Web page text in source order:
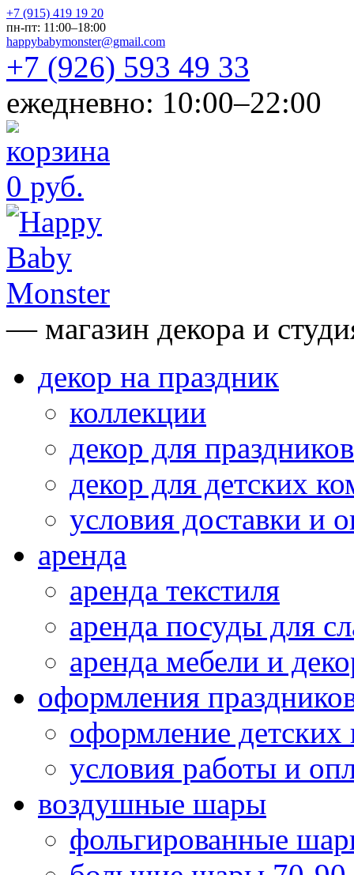
+7 (915) 419 19 20
пн-пт: 11:00–18:00
happybabymonster@gmail.com
+7 (926) 593 49 33
ежедневно: 10:00–22:00
0 руб.
— магазин декора и
декор на праздник
коллекции
декор для праздников
декор для детских
условия доставки и
аренда
аренда текстиля
аренда посуды для
аренда мебели и
оформления
оформление детских
условия работы и
воздушные шары
фольгированные